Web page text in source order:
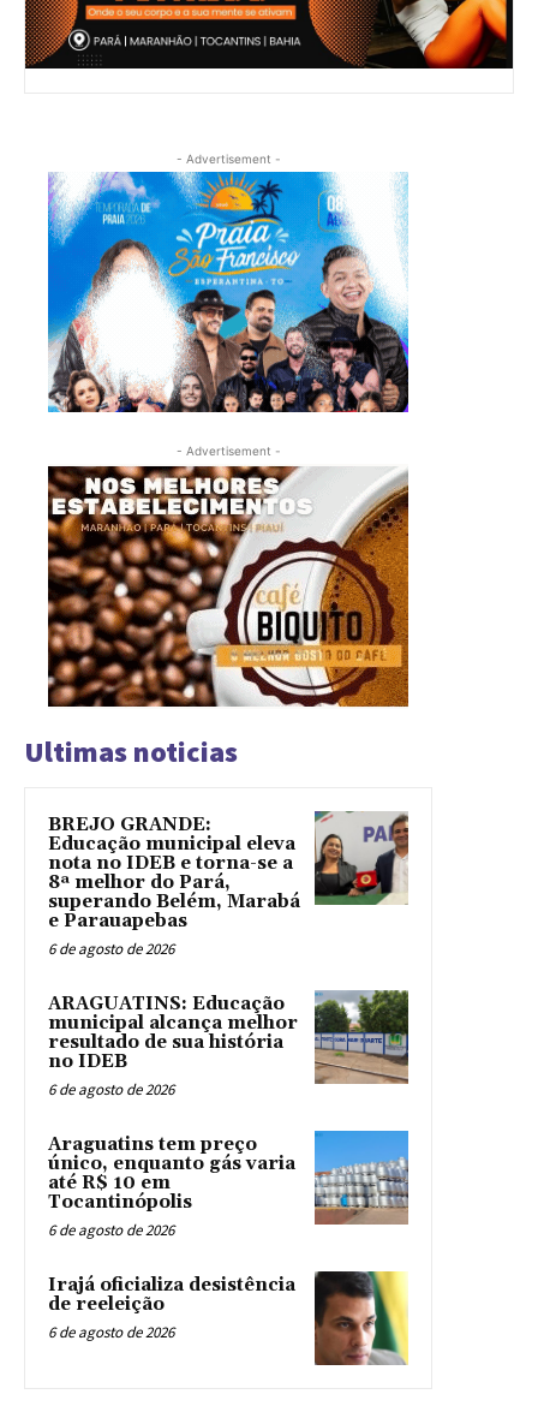
- Advertisement -
- Advertisement -
Ultimas noticias
BREJO GRANDE:
Educação municipal eleva
nota no IDEB e torna-se a
8ª melhor do Pará,
superando Belém, Marabá
e Parauapebas
6 de agosto de 2026
ARAGUATINS: Educação
municipal alcança melhor
resultado de sua história
no IDEB
6 de agosto de 2026
Araguatins tem preço
único, enquanto gás varia
até R$ 10 em
Tocantinópolis
6 de agosto de 2026
Irajá oficializa desistência
de reeleição
6 de agosto de 2026